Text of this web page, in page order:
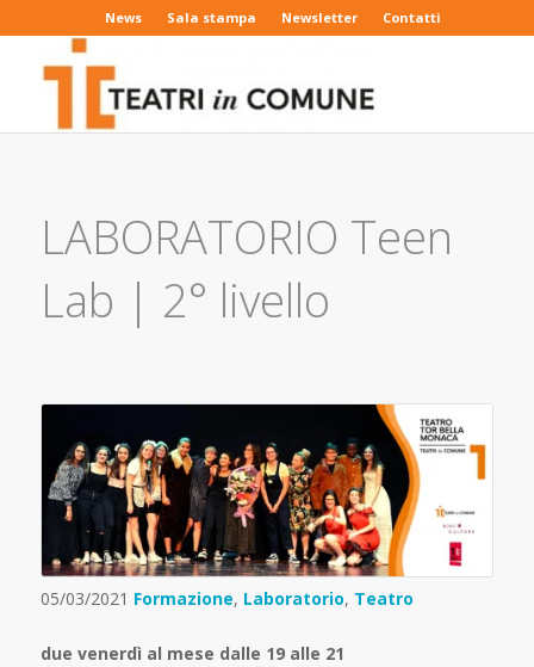
News Sala stampa Newsletter Contatti
LABORATORIO Teen
Lab | 2° livello
05/03/2021 Formazione, Laboratorio, Teatro
due venerdì al mese dalle 19 alle 21